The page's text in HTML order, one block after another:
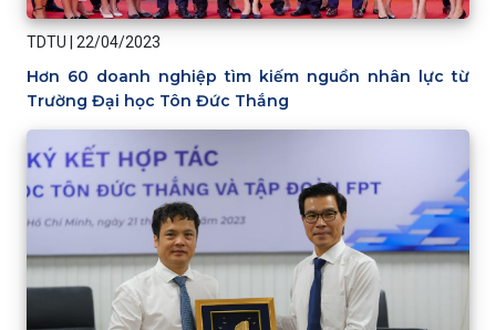
TDTU 22/04/2023
Hơn 60 doanh nghiệp tìm kiếm nguồn nhân lực từ
Trường Đại học Tôn Đức Thắng